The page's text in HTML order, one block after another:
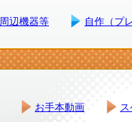
周辺機器等 自作（プ
お手本動画